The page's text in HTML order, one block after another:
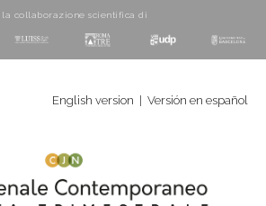
la collaborazione scientifica di
English version
Versión en español